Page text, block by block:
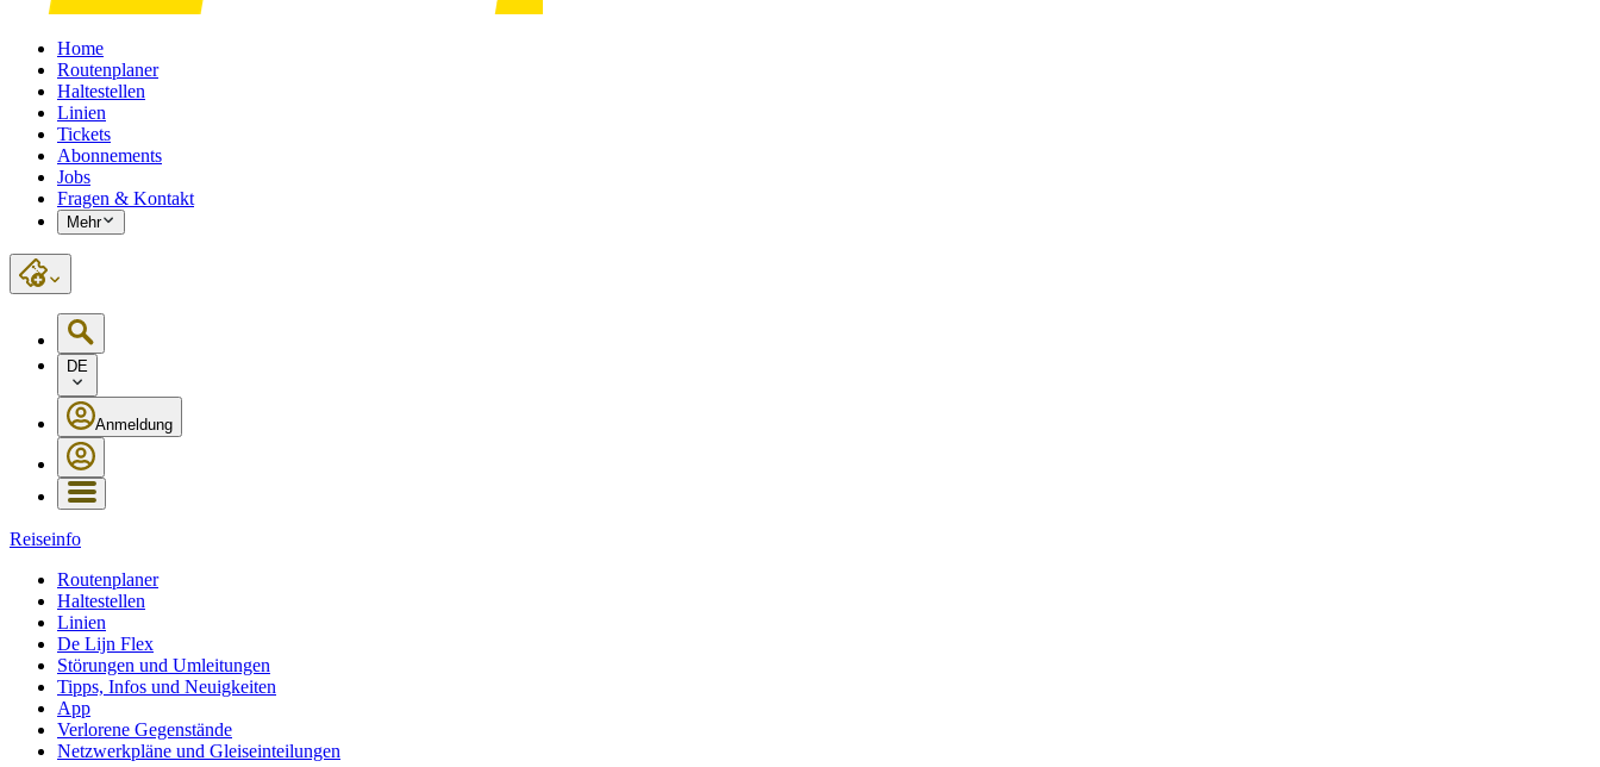
Home
Routenplaner
Haltestellen
Linien
Tickets
Abonnements
Jobs
Fragen & Kontakt
Mehr
DE
Anmeldung
Reiseinfo
Routenplaner
Haltestellen
Linien
De Lijn Flex
Störungen und Umleitungen
Tipps, Infos und Neuigkeiten
App
Verlorene Gegenstände
Netzwerkpläne und Gleiseinteilungen